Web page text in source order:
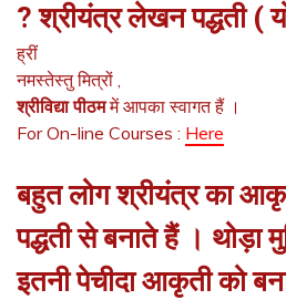
? श्रीयंत्र लेखन पद्धती (
ह्रीं
नमस्तेस्तु मित्रों ,
श्रीविद्या पीठममें आपका स्वागत हैं ।
For On-line Courses : Here
बहुत लोग श्रीयंत्र का
पद्धती से बनाते हैं । थोड़ा
इतनी पेचीदा आकृती को